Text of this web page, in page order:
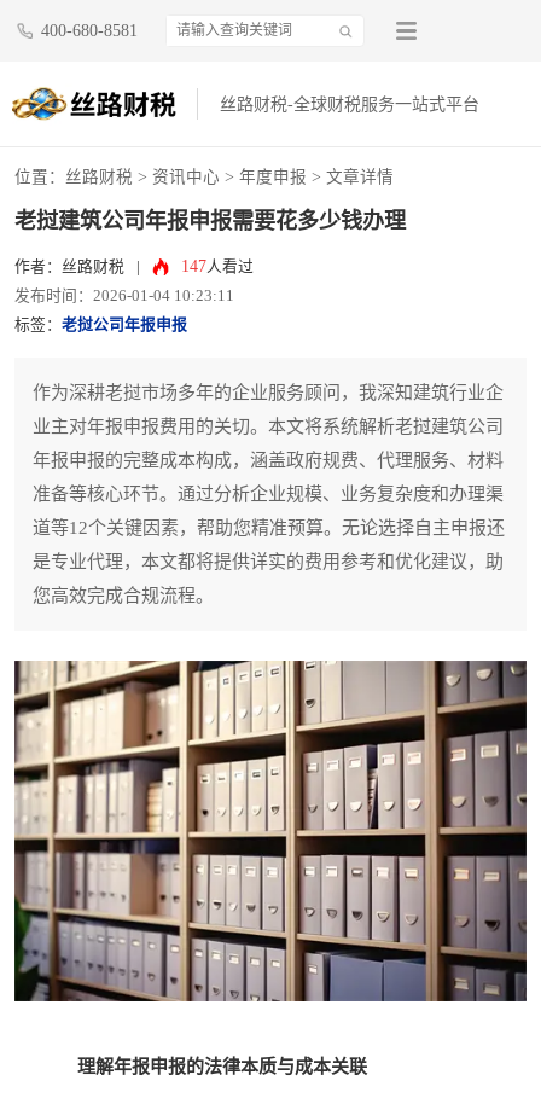
400-680-8581
丝路财税-全球财税服务一站式平台
位置： 丝路财税 > 资讯中心 > 年度申报 > 文章详情
老挝建筑公司年报申报需要花多少钱办理
作者：丝路财税 147人看过
发布时间：2026-01-04 10:23:11
标签： 老挝公司年报申报
作为深耕老挝市场多年的企业服务顾问，我深知建筑行业企
业主对年报申报费用的关切。本文将系统解析老挝建筑公司
年报申报的完整成本构成，涵盖政府规费、代理服务、材料
准备等核心环节。通过分析企业规模、业务复杂度和办理渠
道等12个关键因素，帮助您精准预算。无论选择自主申报还
是专业代理，本文都将提供详实的费用参考和优化建议，助
您高效完成合规流程。
理解年报申报的法律本质与成本关联